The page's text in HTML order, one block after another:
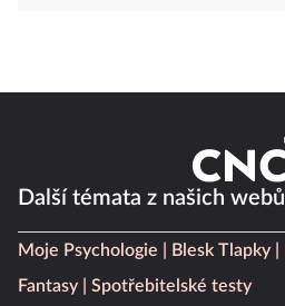
Další témata z našich webů
Moje Psychologie Blesk Tlapky
Fantasy
Spotřebitelské testy